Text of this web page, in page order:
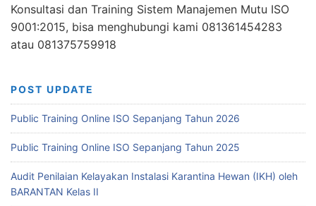
Konsultasi dan Training Sistem Manajemen Mutu ISO
9001:2015, bisa menghubungi kami 081361454283
atau 081375759918
POST UPDATE
Public Training Online ISO Sepanjang Tahun 2026
Public Training Online ISO Sepanjang Tahun 2025
Audit Penilaian Kelayakan Instalasi Karantina Hewan (IKH) oleh
BARANTAN Kelas II